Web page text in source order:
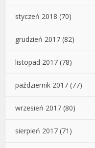
styczeń 2018 (70)
grudzień 2017 (82)
listopad 2017 (78)
październik 2017 (77)
wrzesień 2017 (80)
sierpień 2017 (71)